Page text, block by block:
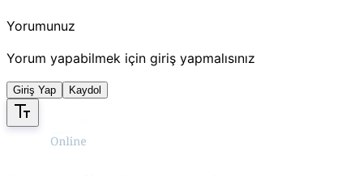
Yorumunuz
Yorum yapabilmek için giriş yapmalısınız
Giriş Yap Kaydol